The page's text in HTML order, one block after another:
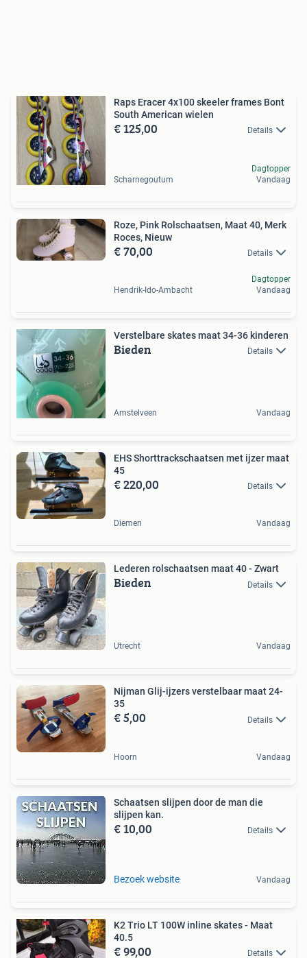
Raps Eracer 4x100 skeeler frames Bont
South American wielen
€ 125,00 Details
Scharnegoutum
Dagtopper
Vandaag
Roze, Pink Rolschaatsen, Maat 40, Merk
Roces, Nieuw
€ 70,00 Details
Hendrik-Ido-Ambacht
Dagtopper
Vandaag
Verstelbare skates maat 34-36 kinderen
Bieden Details
Amstelveen Vandaag
EHS Shorttrackschaatsen met ijzer maat
45
€ 220,00 Details
Diemen Vandaag
Lederen rolschaatsen maat 40 - Zwart
Bieden Details
Utrecht Vandaag
Nijman Glij-ijzers verstelbaar maat 24-
35
€ 5,00 Details
Hoorn Vandaag
Schaatsen slijpen door de man die
slijpen kan.
€ 10,00 Details
Bezoek website Vandaag
K2 Trio LT 100W inline skates - Maat
40.5
€ 99,00 Details